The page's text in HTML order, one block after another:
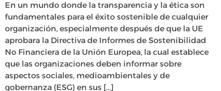
En un mundo donde la transparencia y la ética son
fundamentales para el éxito sostenible de cualquier
organización, especialmente después de que la UE
aprobara la Directiva de Informes de Sostenibilidad
No Financiera de la Unión Europea, la cual establece
que las organizaciones deben informar sobre
aspectos sociales, medioambientales y de
gobernanza (ESG) en sus […]